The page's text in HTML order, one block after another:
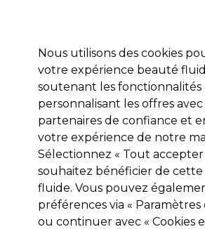
Se
Marques Bons plans Coiffure
Livraison et délais
lire la suite
Wella Professionals
Wella Professionals EIMI
Mousse de Précision
Nous utilisons des cookies
votre expérience beauté
soutenant les fonctionnalités
personnalisant les offres avec
partenaires de confiance et
votre expérience de notre
Sélectionnez « Tout accepter
souhaitez bénéficier de
fluide. Vous pouvez
préférences via « Paramètres
ou continuer avec « Cookies